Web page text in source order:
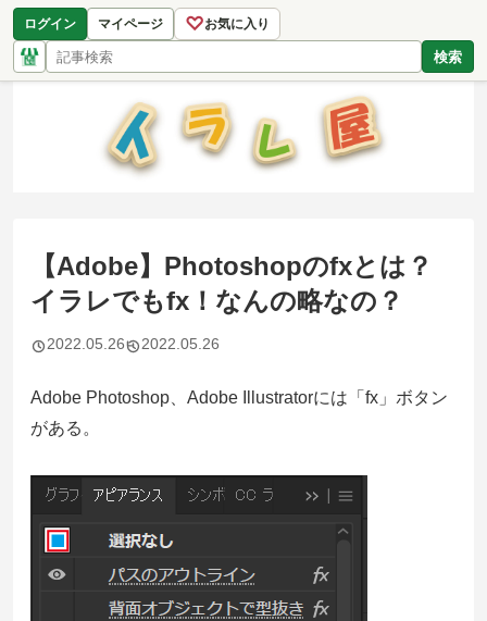
ログイン マイページ ♡お気に入り
検索
【Adobe】Photoshopのfxとは？
イラレでもfx！なんの略なの？
2022.05.26 2022.05.26
Adobe Photoshop、Adobe Illustratorには「fx」ボタン
がある。